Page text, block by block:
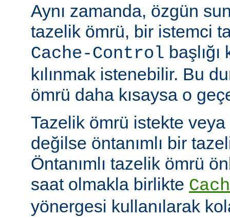
Aynı zamanda, özgün
tazelik ömrü, bir istemci
Cache-Control
kılınmak istenebilir. Bu
ömrü daha kısaysa o
Tazelik ömrü istekte veya
değilse öntanımlı bir
Öntanımlı tazelik ömrü
saat olmakla birlikte
yönergesi kullanılarak